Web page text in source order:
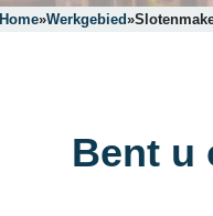
Home»Werkgebied»
Bent u